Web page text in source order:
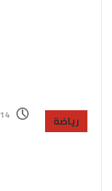
رياضة 14 أكتوبر، 2023